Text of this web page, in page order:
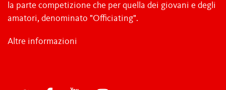
la parte competizione che per quella dei giovani e degli
amatori, denominato "Officiating".
Altre informazioni